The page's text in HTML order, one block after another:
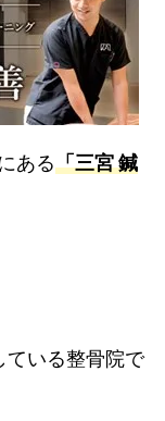
ある「三宮 鍼
ている整骨院で